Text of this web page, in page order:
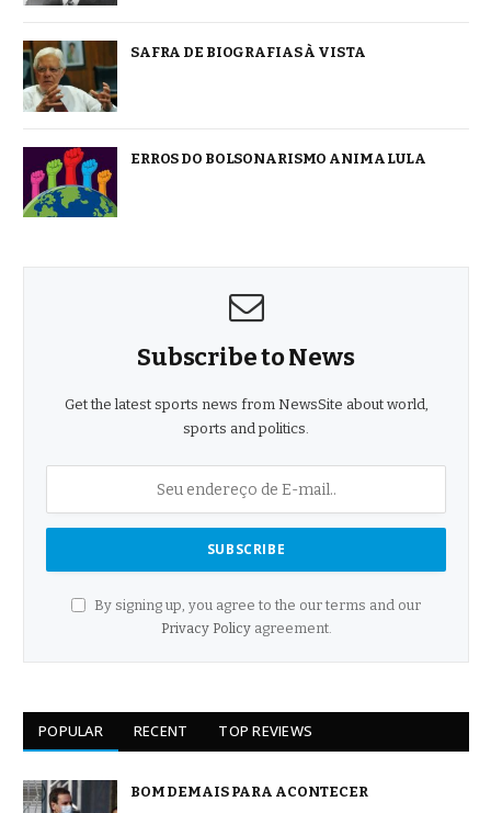
SAFRA DE BIOGRAFIAS À VISTA
ERROS DO BOLSONARISMO ANIMA LULA
Subscribe to News
Get the latest sports news from NewsSite about world,
sports and politics.
By signing up, you agree to the our terms and our
Privacy Policyagreement.
POPULAR RECENT TOP REVIEWS
BOM DEMAIS PARA ACONTECER